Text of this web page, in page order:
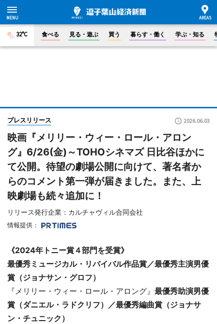
32°C 食べる 見る・遊ぶ 買う 暮らす・働く 学ぶ・知る
プレスリリース 2026.06.03
映画『メリリー・ウィー・ロール・アロン
グ』6/26(金)～TOHOシネマズ 日比谷ほかに
て公開。待望の劇場公開に向けて、著名者か
らのコメント第一弾が届きました。また、上
映劇場も続々追加に！
リリース発行企業：カルチャヴィル合同会社
情報提供：
《2024年トニー賞４部門を受賞》
最優秀ミュージカル・リバイバル作品賞／最優秀主演男優
賞（ジョナサン・グロフ）
『メリリー・ウィー・ロール・アロング』 最優秀助演男優
賞（ダニエル・ラドクリフ）／最優秀編曲賞（ジョナサ
ン・チュニック）